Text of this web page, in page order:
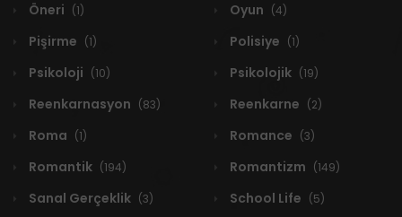
Öneri (1) Oyun (4)
Pişirme (1) Polisiye (1)
Psikoloji (10) Psikolojik (19)
Reenkarnasyon (83) Reenkarne (2)
Roma (1) Romance (3)
Romantik (194) Romantizm (149)
Sanal Gerçeklik (3) School Life (5)